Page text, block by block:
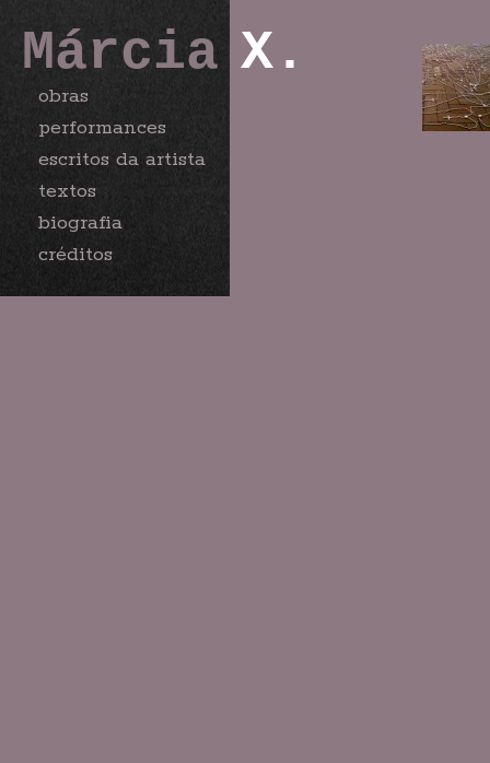
Márcia
obras
performances
escritos da artista
textos
biografia
créditos
X.